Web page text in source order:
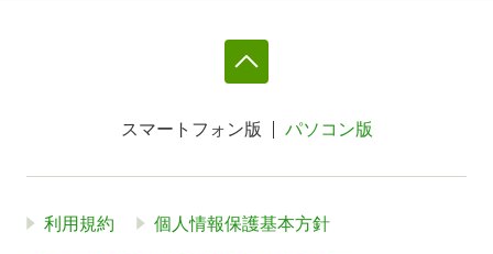
スマートフォン版 パソコン版
利用規約 個人情報保護基本方針